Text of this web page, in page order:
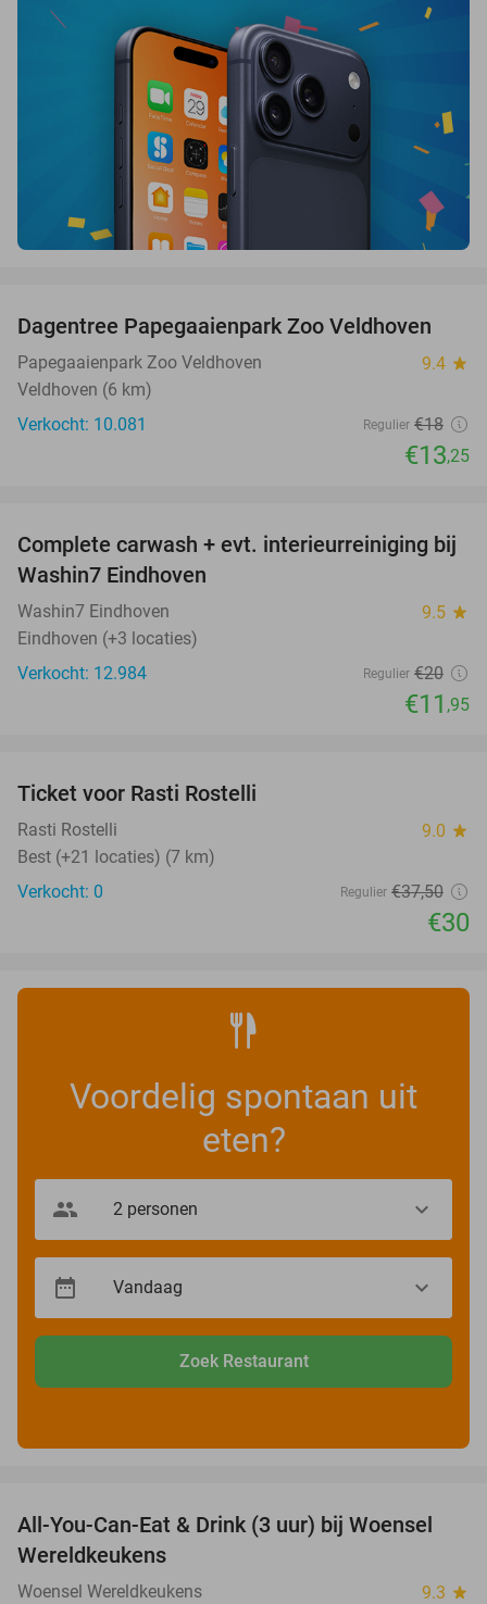
26%
Dagentree Papegaaienpark Zoo Veldhoven
Papegaaienpark Zoo Veldhoven 9.4 star
Veldhoven (6 km)
Verkocht: 10.081
Regulier €18
€13,25
40%
Complete carwash + evt. interieurreiniging bij
Washin7 Eindhoven
Washin7 Eindhoven 9.5 star
Eindhoven (+3 locaties)
Verkocht: 12.984
Regulier €20
€11 ,95
TODAY
Ticket voor Rasti Rostelli
Rasti Rostelli 9.0 star
Best (+21 locaties) (7 km)
Verkocht: 0
Regulier €37,50
€30
Voordelig spontaan uit
eten?
Zoek Restaurant
15%
All-You-Can-Eat & Drink (3 uur) bij Woensel
Wereldkeukens
Woensel Wereldkeukens 9.3 star